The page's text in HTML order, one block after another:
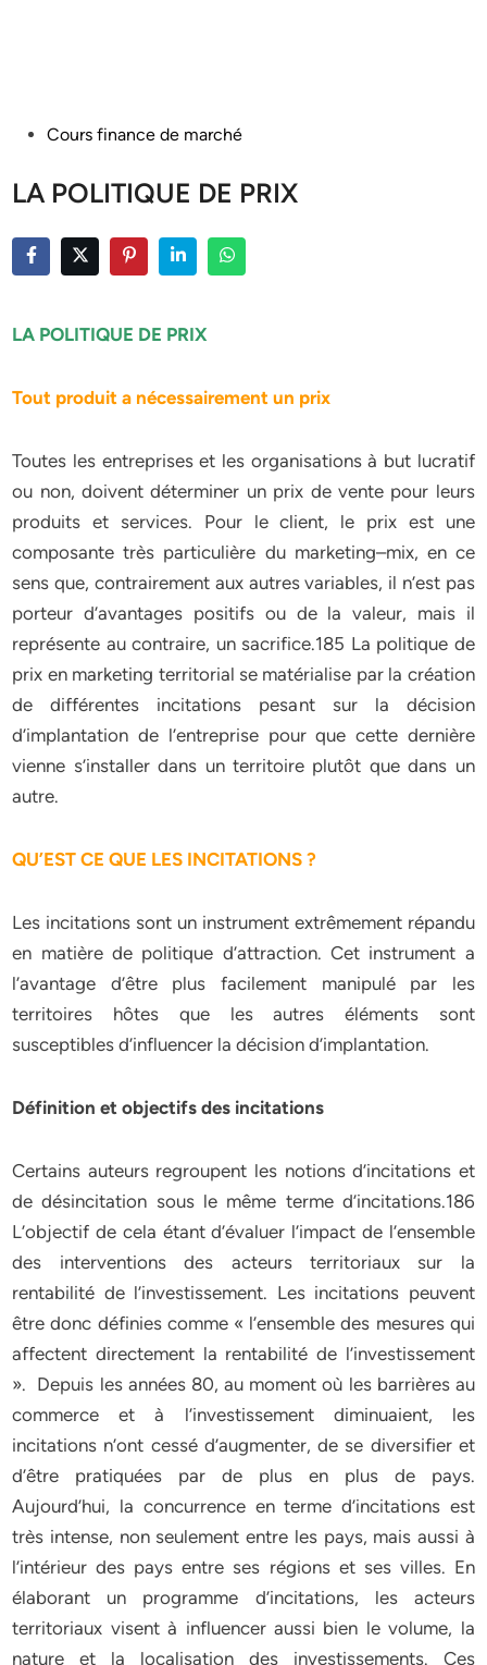
PostedCours finance de marché
LA POLITIQUE DE PRIX
LA POLITIQUE DE PRIX
Tout produit a nécessairement un prix
Toutes les entreprises et les organisations à but lucratif
ou non, doivent déterminer un prix de vente pour leurs
produits et services. Pour le client, le prix est une
composante très particulière du marketing–mix, en ce
sens que, contrairement aux autres variables, il n’est pas
porteur d’avantages positifs ou de la valeur, mais il
représente au contraire, un sacrifice.185 La politique de
prix en marketing territorial se matérialise par la création
de différentes incitations pesant sur la décision
d’implantation de l’entreprise pour que cette dernière
vienne s’installer dans un territoire plutôt que dans un
autre.
QU’EST CE QUE LES INCITATIONS ?
Les incitations sont un instrument extrêmement répandu
en matière de politique d’attraction. Cet instrument a
l’avantage d’être plus facilement manipulé par les
territoires hôtes que les autres éléments sont
susceptibles d’influencer la décision d’implantation.
Définition et objectifs des incitations
Certains auteurs regroupent les notions d’incitations et
de désincitation sous le même terme d’incitations.186
L’objectif de cela étant d’évaluer l’impact de l’ensemble
des interventions des acteurs territoriaux sur la
rentabilité de l’investissement. Les incitations peuvent
être donc définies comme « l’ensemble des mesures qui
affectent directement la rentabilité de l’investissement
». Depuis les années 80, au moment où les barrières au
commerce et à l’investissement diminuaient, les
incitations n’ont cessé d’augmenter, de se diversifier et
d’être pratiquées par de plus en plus de pays.
Aujourd’hui, la concurrence en terme d’incitations est
très intense, non seulement entre les pays, mais aussi à
l’intérieur des pays entre ses régions et ses villes. En
élaborant un programme d’incitations, les acteurs
territoriaux visent à influencer aussi bien le volume, la
nature et la localisation des investissements. Ces